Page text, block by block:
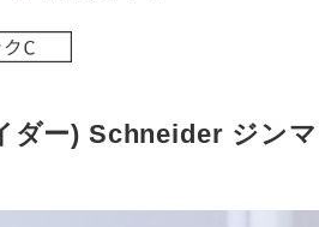
ダー) Schneider ジンマ